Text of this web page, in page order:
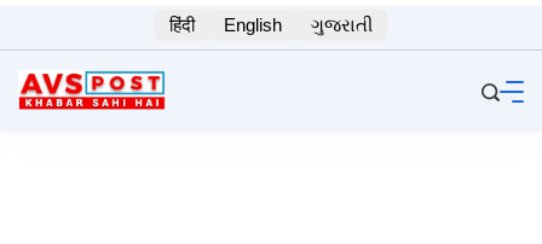
to
content
हिंदी English ગુજરાતી